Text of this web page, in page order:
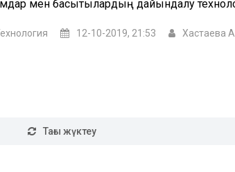
мен басытқылардың дайындалу
12-10-2019, 21:53 Хастаева
Тағы жүктеу